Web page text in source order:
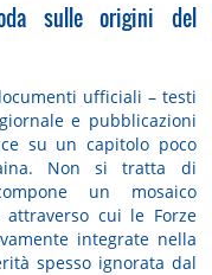
sulle origini del
ufficiali – testi
e pubblicazioni
su un capitolo poco
Non si tratta di
un mosaico
cui le Forze
integrate nella
spesso ignorata dal